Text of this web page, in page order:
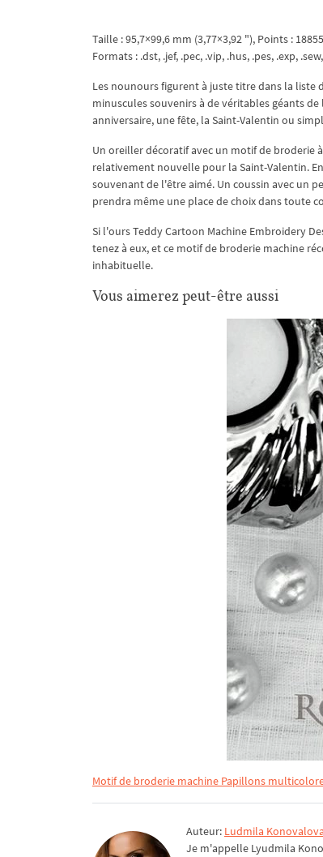
Taille : 95,7×99,6 mm (3,77×3,92 "), Points : 18855
Formats : .dst, .jef, .pec, .vip, .hus, .pes, .exp,
Les nounours figurent à juste titre dans la liste
minuscules souvenirs à de véritables géants
anniversaire, une fête, la Saint-Valentin ou
Un oreiller décoratif avec un motif de broderie
relativement nouvelle pour la Saint-Valentin.
souvenant de l'être aimé. Un coussin avec un
prendra même une place de choix dans toute
Si l'ours Teddy Cartoon Machine Embroidery
tenez à eux, et ce motif de broderie machine
inhabituelle.
Vous aimerez peut-être aussi
Motif de broderie machine Papillons
Auteur: Ludmila Konovalova
Je m'appelle Lyudmila